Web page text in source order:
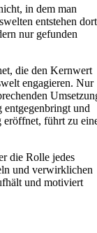
in dem man
entstehen
nur gefunden
die den Kernwert
engagieren. Nur
entgegenbringt und
führt zu
die Rolle jedes
und verwirklichen
und motiviert